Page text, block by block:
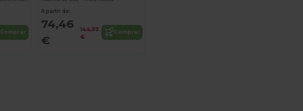
Comprar
A partir de:
74,46
€
144,77
€
Comprar